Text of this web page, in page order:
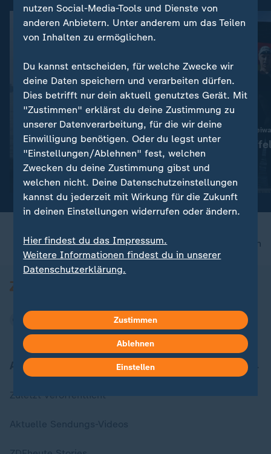
Aktuelle Entwicklungen
Iran-Krieg und Nahost-
Konflikt: Alle Nachrichten im
Liveblog
Mixed-Rennen im
Deutsche
EM-Gold
mit Video
nach oben
Aktuell bei ZDFheute
Zuletzt veröffentlicht
nutzen Social-Media-Tools und Dienste von
anderen Anbietern. Unter anderem um das Teilen
von Inhalten zu ermöglichen.
Du kannst entscheiden, für welche Zwecke wir
deine Daten speichern und verarbeiten dürfen.
Dies betrifft nur dein aktuell genutztes Gerät. Mit
"Zustimmen" erklärst du deine Zustimmung zu
unserer Datenverarbeitung, für die wir deine
Einwilligung benötigen. Oder du legst unter
"Einstellungen/Ablehnen" fest, welchen
Zwecken du deine Zustimmung gibst und
welchen nicht. Deine Datenschutzeinstellungen
kannst du jederzeit mit Wirkung für die Zukunft
in deinen Einstellungen widerrufen oder ändern.
Hier findest du das Impressum.
Weitere Informationen findest du in unserer
Datenschutzerklärung.
Zustimmen
Ablehnen
Einstellen